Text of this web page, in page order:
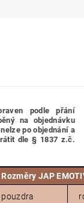
podle přání
na objednávku
po objednání a
dle § 1837 z.č.
Rozměry JAP